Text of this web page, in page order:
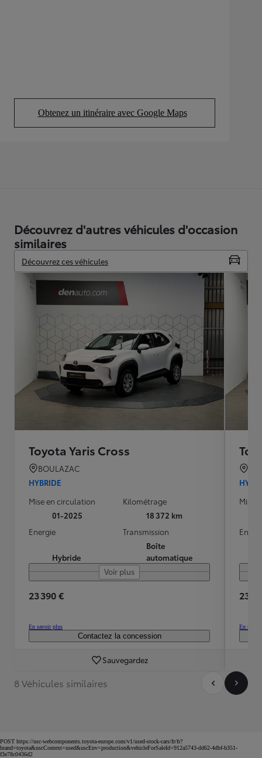
Obtenez un itinéraire avec Google Maps
(Opens in new tab)
Découvrez d'autres véhicules d'occasion
similaires
Découvrez ces véhicules
Toyota Yaris Cross
BOULAZAC
HYBRIDE
Mise en circulation
01-2025
Kilométrage
18 372 km
Energie
Hybride
Transmission
Boîte
automatique
Voir plus
23 390 €
En savoir plus
Contactez la concession
Sauvegardez
Mise
23
En
8 Véhicules similaires
POST https://usc-webcomponents.toyota-europe.com/v1/used-stock-cars/fr/fr?
brand=toyota&uscContext=used&uscEnv=production&vehicleForSaleId=912a5743-dd62-4dbf-b351-
f3e78c0436d2